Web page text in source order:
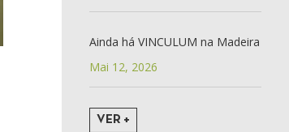
Ainda há VINCULUM na Madeira
Mai 12, 2026
VER +